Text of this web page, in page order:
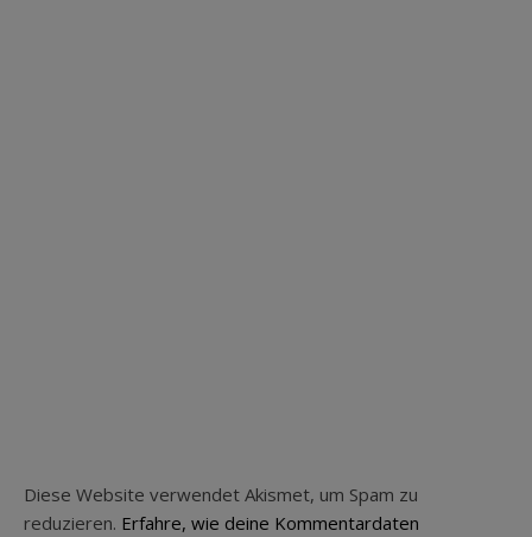
Diese Website verwendet Akismet, um Spam zu
reduzieren. Erfahre, wie deine Kommentardaten